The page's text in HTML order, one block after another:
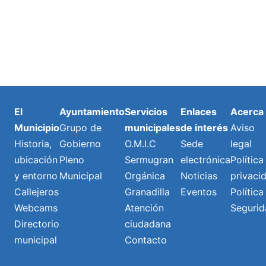
El
Municipio
Historia,
ubicación
y entorno
Callejeros
Webcams
Directorio
municipal
Ayuntamiento
Grupo de
Gobierno
Pleno
Municipal
Servicios
municipales
O.M.I.C
Sermugran
Orgánica
Granadilla
Atención
ciudadana
Contacto
Enlaces
de interés
Sede
electrónica
Noticias
Eventos
Acerca
Aviso
legal
Política
Política